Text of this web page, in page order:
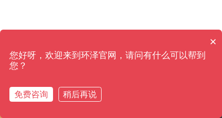
×
您好呀，欢迎来到环泽官网，请问有什么可以帮到
您？
免费咨询 稍后再说